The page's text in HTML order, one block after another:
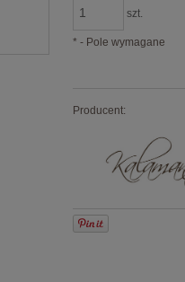
szt.
*- Pole wymagane
Producent: